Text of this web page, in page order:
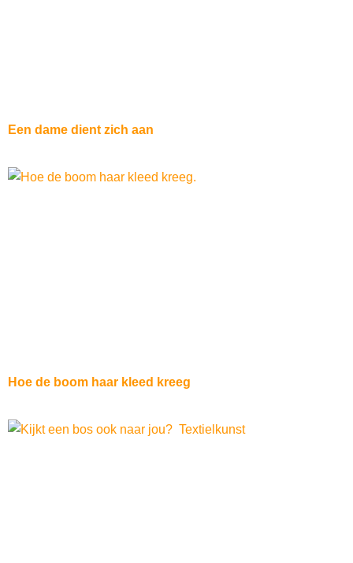
Een dame dient zich aan
Hoe de boom haar kleed kreeg